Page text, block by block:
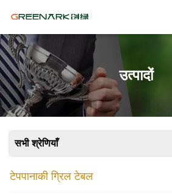
उत्पादों
सभी श्रेणियाँ
टेपपानाकी ग्रिल टेबल